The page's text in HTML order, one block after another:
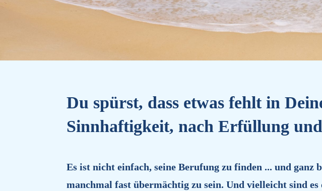
Du spürst, dass etwas fehlt in
Sinnhaftigkeit, nach Erfüllung
Es ist nicht einfach, seine Berufung zu finden ... und ganz
manchmal fast übermächtig zu sein. Und vielleicht sind es